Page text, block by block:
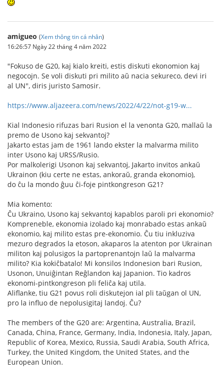
amigueo (Xem thông tin cá nhân)
16:26:57 Ngày 22 tháng 4 năm 2022
"Fokuso de G20, kaj kialo kreiti, estis diskuti ekonomion kaj
negocojn. Se voli diskuti pri milito aŭ nacia sekureco, devi iri
al UN", diris juristo Samosir.
https://www.aljazeera.com/news/2022/4/22/not-g19-w...
Kial Indonesio rifuzas bari Rusion el la venonta G20, mallaŭ la
premo de Usono kaj sekvantoj?
Jakarto estas jam de 1961 lando ekster la malvarma milito
inter Usono kaj URSS/Rusio.
Por malkolerigi Usonon kaj sekvantoj, Jakarto invitos ankaŭ
Ukrainon (kiu certe ne estas, ankoraŭ, granda ekonomio),
do ĉu la mondo ĝuu ĉi-foje pintkongreson G21?
Mia komento:
Ĉu Ukraino, Usono kaj sekvantoj kapablos paroli pri ekonomio?
Kompreneble, ekonomia izolado kaj monrabado estas ankaŭ
ekonomio, kaj milito estas pre-ekonomio. Ĉu tiu inkluziva
mezuro degrados la etoson, akaparos la atenton por Ukrainan
militon kaj polusigos la partoprenantojn laŭ la malvarma
milito? Kia kokiĉbatalo! Mi konsilos Indonesion bari Rusion,
Usonon, Unuiĝintan Reĝlandon kaj Japanion. Tio kadros
ekonomi-pintkongreson pli feliĉa kaj utila.
Aliflanke, tiu G21 povus roli diskutejon ial pli taŭgan ol UN,
pro la influo de nepolusigitaj landoj. Ĉu?
The members of the G20 are: Argentina, Australia, Brazil,
Canada, China, France, Germany, India, Indonesia, Italy, Japan,
Republic of Korea, Mexico, Russia, Saudi Arabia, South Africa,
Turkey, the United Kingdom, the United States, and the
European Union.